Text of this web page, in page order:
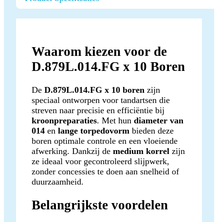
Waarom kiezen voor de
D.879L.014.FG x 10 Boren
De D.879L.014.FG x 10 boren zijn
speciaal ontworpen voor tandartsen die
streven naar precisie en efficiëntie bij
kroonpreparaties. Met hun diameter van
014 en lange torpedovorm bieden deze
boren optimale controle en een vloeiende
afwerking. Dankzij de medium korrel zijn
ze ideaal voor gecontroleerd slijpwerk,
zonder concessies te doen aan snelheid of
duurzaamheid.
Belangrijkste voordelen